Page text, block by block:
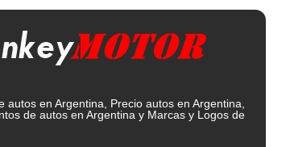
autos en Argentina, Precio autos en Argentina,
de autos en Argentina y Marcas y Logos de